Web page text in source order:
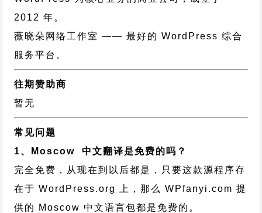
2012 年。
薇晓朵网络工作室 —— 最好的 WordPress 综合
服务平台。
往期赞助商
暂无
常见问题
1、Moscow 中文翻译是免费的吗？
完全免费，从现在到以后都是，只要这款源程序存
在于 WordPress.org 上，那么 WPfanyi.com 提
供的 Moscow 中文语言包都是免费的。